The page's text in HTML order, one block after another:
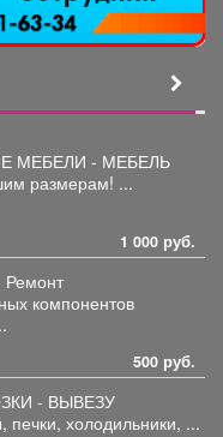
МЕБЕЛИ - МЕБЕЛЬ
размерам! ...
1 000 руб.
компонентов
500 руб.
- ВЫВЕЗУ
печки, холодильники, ...